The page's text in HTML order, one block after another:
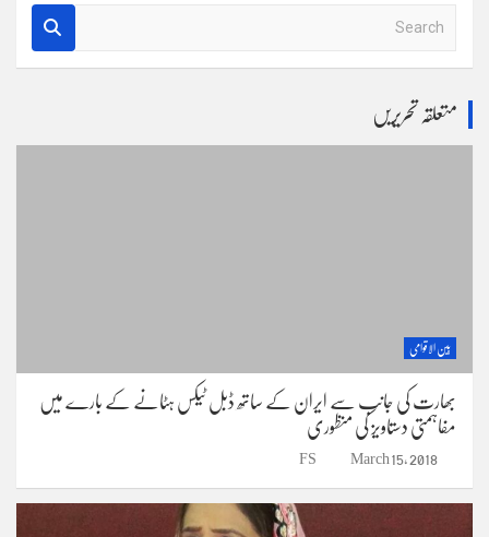
a
متعلقہ تحریریں
بین الاقوامی
بھارت کی جانب سے ایران کے ساتھ ڈبل ٹیکس ہٹانے کے بارے میں
مفاہمتی دستاویز کی منظوری
March 15, 2018
FS